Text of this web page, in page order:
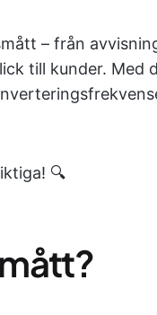
– från
till kunder. Med
🔍